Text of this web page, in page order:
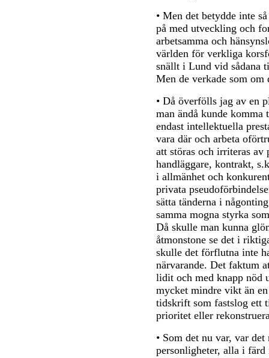
• Men det betydde inte
på med utveckling och
arbetsamma och
världen för verkliga
snällt i Lund vid sådana
Men de verkade som
• Då överfölls jag av en
man ändå kunde
endast intellektuella
vara där och arbeta
att störas och irriteras av
handläggare, kontrakt,
i allmänhet och
privata
sätta tänderna i
samma mogna styrka
Då skulle man kunna
åtmonstone se det i
skulle det förflutna inte
närvarande. Det faktum
lidit och med knapp nöd
mycket mindre vikt än
tidskrift som fastslog ett
prioritet eller
• Som det nu var, var
personligheter, alla i